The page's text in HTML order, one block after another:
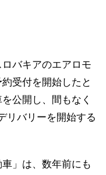
バキアのエアロモ
受付を開始したと
公開し、間もなく
リバリーを開始する
」は、数年前にも